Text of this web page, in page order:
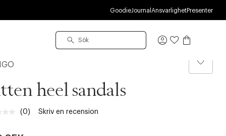
GoodieJournal AnsvarlighetPresenter
Logga
heel sandals
Inget
(0) Skriv en recension